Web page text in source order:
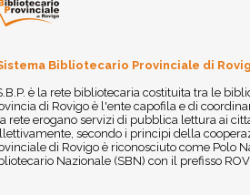
Bibliotecario Provinciale di
è la rete bibliotecaria costituita tra le
di Rovigo è l'ente capofila e di
rete erogano servizi di pubblica lettura ai
secondo i principi della
di Rovigo è riconosciuto come Polo
Nazionale (SBN) con il prefisso ROV.